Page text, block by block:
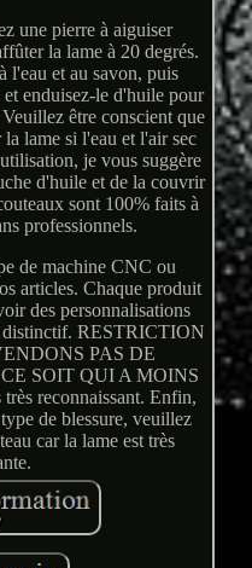
une pierre à aiguiser
la lame à 20 degrés.
l'eau et au savon, puis
enduisez-le d'huile pour
être conscient que
lame si l'eau et l'air sec
je vous suggère
d'huile et de la couvrir
sont 100% faits à
professionnels.
de machine CNC ou
articles. Chaque produit
des personnalisations
distinctif. RESTRICTION
PAS DE
SOIT QUI A MOINS
reconnaissant. Enfin,
de blessure, veuillez
car la lame est très